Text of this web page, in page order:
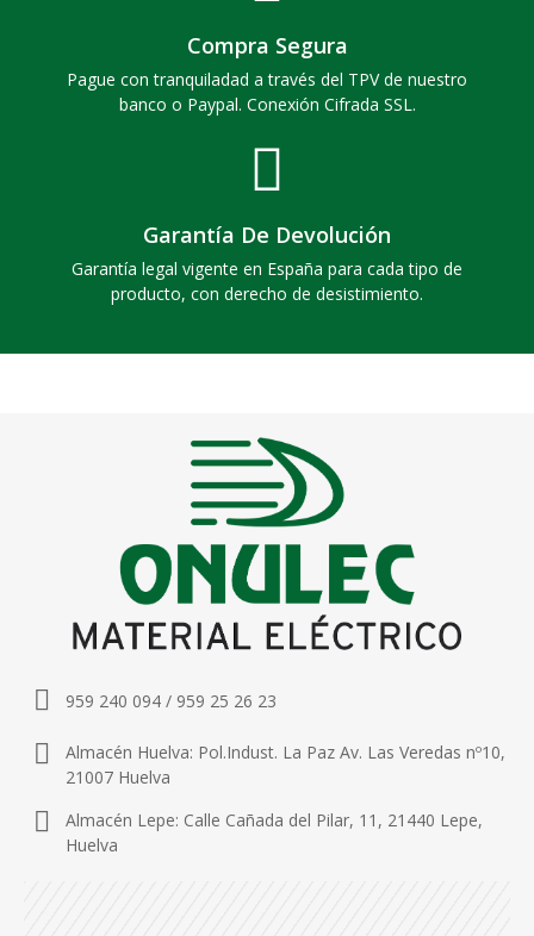
Compra Segura
Pague con tranquiladad a través del TPV de nuestro
banco o Paypal. Conexión Cifrada SSL.
Garantía De Devolución
Garantía legal vigente en España para cada tipo de
producto, con derecho de desistimiento.
959 240 094 / 959 25 26 23
Almacén Huelva: Pol.Indust. La Paz Av. Las Veredas nº10,
21007 Huelva
Almacén Lepe: Calle Cañada del Pilar, 11, 21440 Lepe,
Huelva